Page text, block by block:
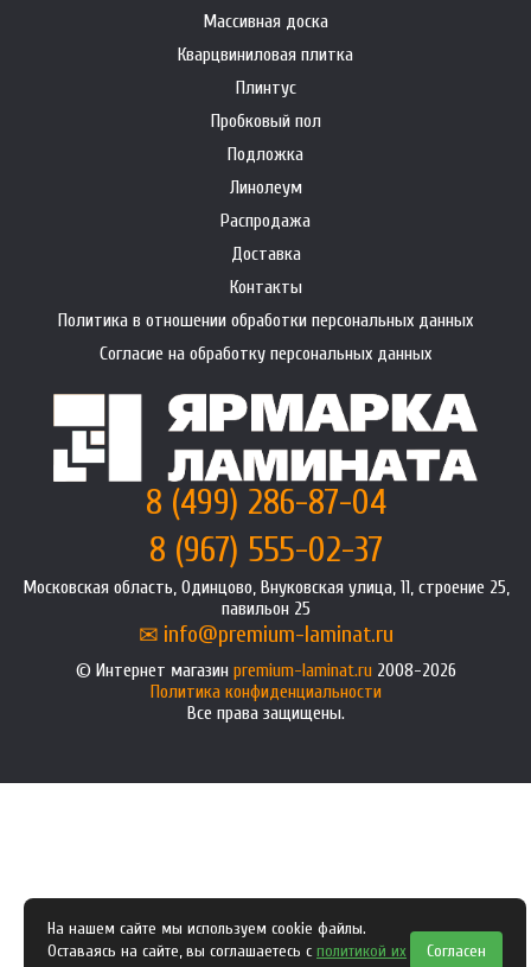
Массивная доска
Кварцвиниловая плитка
Плинтус
Пробковый пол
Подложка
Линолеум
Распродажа
Доставка
Контакты
Политика в отношении обработки персональных данных
Согласие на обработку персональных данных
8 (499) 286-87-04
8 (967) 555-02-37
Московская область, Одинцово, Внуковская улица, 11, строение 25,
павильон 25
info@premium-laminat.ru
Интернет магазин premium-laminat.ru2008-2026
Политика конфиденциальности
Все права защищены.
На нашем сайте мы используем cookie файлы.
Оставаясь на сайте, вы соглашаетесь с политикой их
Согласен